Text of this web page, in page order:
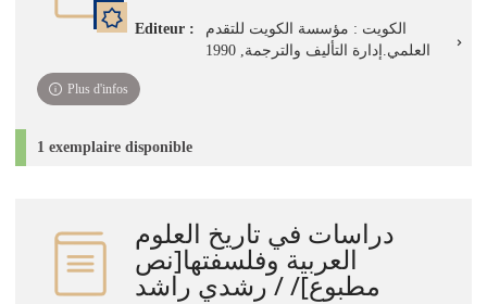
Editeur :
الكويت : مؤسسة الكويت للتقدم
العلمي.إدارة التأليف والترجمة, 1990
Plus d'infos
1 exemplaire disponible
دراسات في تاريخ العلوم
العربية وفلسفتها[نص
مطبوع]/ / رشدي راشد